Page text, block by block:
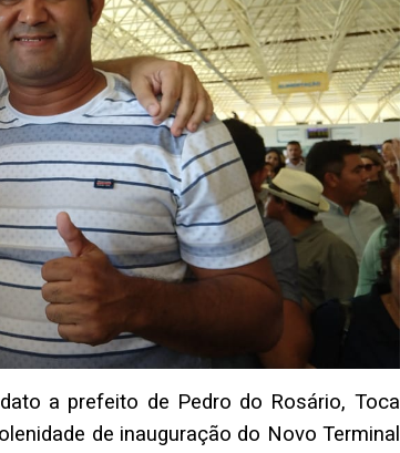
a prefeito de Pedro do Rosário, Toca
de inauguração do Novo Terminal